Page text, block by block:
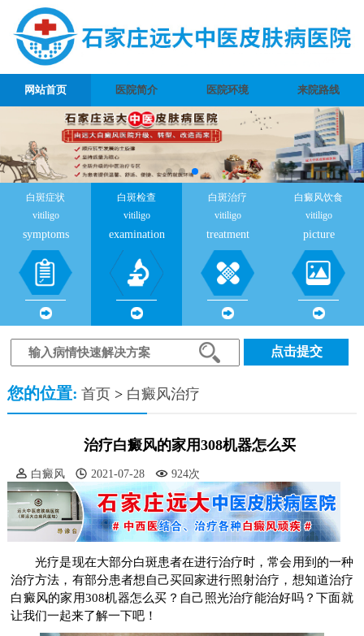
网站首页 医院简介 医院环境 来院路线
白斑症状
vitiligo
symptoms
白斑检查
vitiligo
examination
白斑治疗
vitiligo
treatment
白癜风饮食
vitiligo
picture
点击提交
您的位置: 首页> 白癜风治疗
治疗白癜风的家用308机器怎么买
白癜风 2021-07-28 924次
光疗是现在大部分白斑患者在进行治疗时，常会用到的一种
治疗方法，有部分患者想自己买回家进行照射治疗，想知道治疗
白癜风的家用308机器怎么买？自己照光治疗能治好吗？下面就
让我们一起来了解一下吧！